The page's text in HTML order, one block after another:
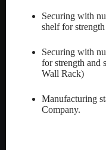
Securing with
shelf for
Securing with
for strength and
Wall Rack)
Manufacturing
Company.